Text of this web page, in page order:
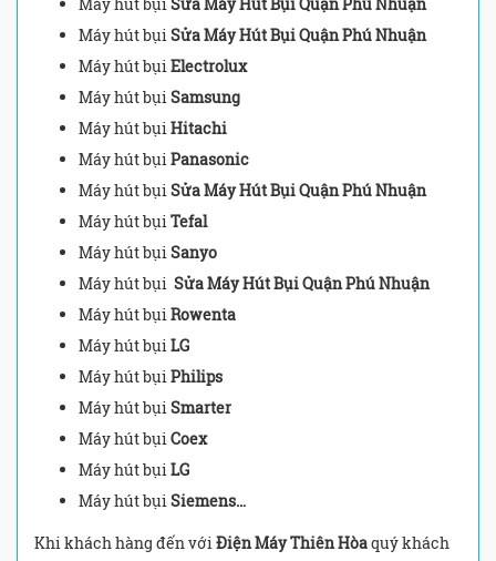
Máy hút bụi Sửa Máy Hút Bụi Quận Phú Nhuận
Máy hút bụi Electrolux
Máy hút bụi Samsung
Máy hút bụi Hitachi
Máy hút bụi Panasonic
Máy hút bụi Sửa Máy Hút Bụi Quận Phú Nhuận
Máy hút bụi Tefal
Máy hút bụi Sanyo
Máy hút bụi Sửa Máy Hút Bụi Quận Phú Nhuận
Máy hút bụi Rowenta
Máy hút bụi LG
Máy hút bụi Philips
Máy hút bụi Smarter
Máy hút bụi Coex
Máy hút bụi LG
Máy hút bụi Siemens…
Khi khách hàng đến với Điện Máy Thiên Hòaquý khách